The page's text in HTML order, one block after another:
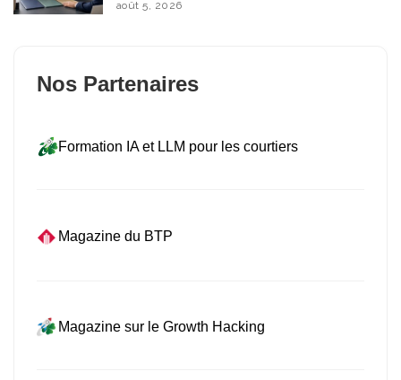
août 5, 2026
Nos Partenaires
Formation IA et LLM pour les courtiers
Magazine du BTP
Magazine sur le Growth Hacking